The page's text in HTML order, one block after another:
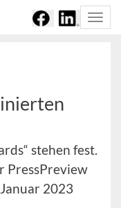
stehen fest.
PressPreview
2023